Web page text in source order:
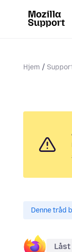
Hjem
Denne tråd
Låst